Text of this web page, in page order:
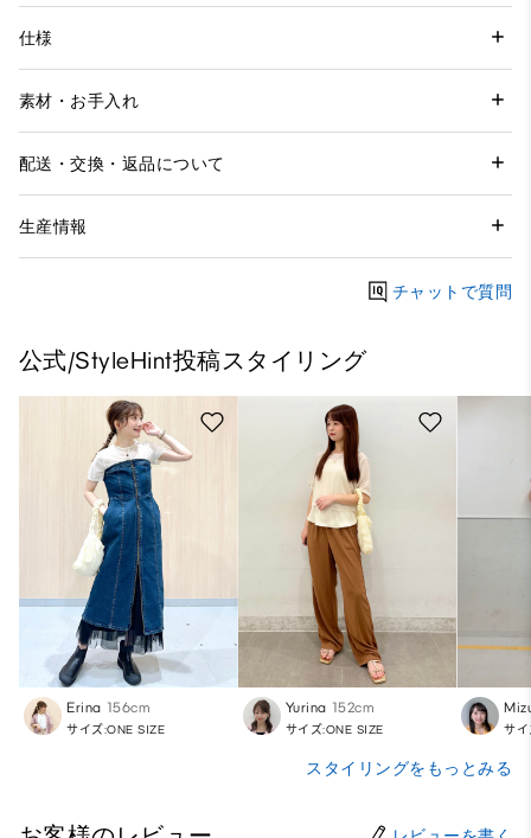
仕様
素材・お手入れ
配送・交換・返品について
生産情報
チャットで質問
公式/StyleHint投稿スタイリング
Erina 156cm
サイズ:ONE SIZE
Yurina 152cm
サイズ:ONE SIZE サ
スタイリングをもっとみる